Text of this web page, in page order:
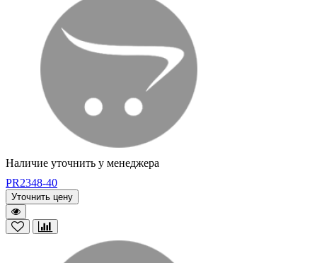
Наличие уточнить у менеджера
PR2348-40
Уточнить цену